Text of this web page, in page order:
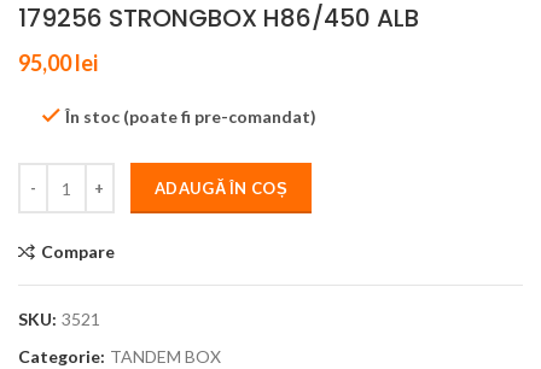
179256 STRONGBOX H86/450 ALB
95,00lei
În stoc (poate fi pre-comandat)
ADAUGĂ ÎN COȘ
Compare
SKU: 3521
Categorie: TANDEM BOX